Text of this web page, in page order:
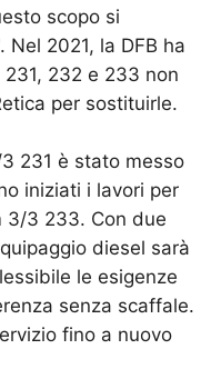
scopo si
2021, la DFB ha
232 e 233 non
per sostituirle.
231 è stato messo
iniziati i lavori per
3/3 233. Con due
diesel sarà
le esigenze
senza scaffale.
fino a nuovo